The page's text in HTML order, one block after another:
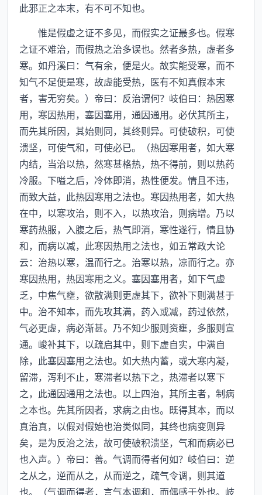
此邪正之本末，有不可不知也。
惟是假虚之证不多见，而假实之证最多也。假寒
之证不难治，而假热之治多误也。然者多热，虚者多
寒。如丹溪曰：气有余，便是火。故实能受寒，而不
知气不足便是寒，故虚能受热，医有不知真假本末
者，害无穷矣。）帝曰：反治谓何？岐伯曰：热因寒
用，寒因热用，塞因塞用，通因通用。必伏其所主，
而先其所因，其始则同，其终则异。可使破积，可使
溃坚，可使气和，可使必已。（热因寒用者，如大寒
内结，当治以热，然寒甚格热，热不得前，则以热药
冷服。下嗌之后，冷体即消，热性便发。情且不违，
而致大益，此热因寒用之法也。寒因热用者，如大热
在中，以寒攻治，则不入，以热攻治，则病增。乃以
寒药热服，入腹之后，热气即消，寒性遂行，情且协
和，而病以减，此寒因热用之法也，如五常政大论
云：治热以寒，温而行之。治寒以热，凉而行之。亦
寒因热用，热因寒用之义。塞因塞用者，如下气虚
乏，中焦气壅，欲散满则更虚其下，欲补下则满甚于
中。治不知本，而先攻其满，药入或减，药过依然，
气必更虚，病必渐甚。乃不知少服则资壅，多服则宣
通。峻补其下，以疏启其中，则下虚自实，中满自
除，此塞因塞用之法也。如大热内蓄，或大寒内凝，
留滞，泻利不止，寒滞者以热下之，热滞者以寒下
之，此通因通用之法也。以上四治，其所主者，制病
之本也。先其所因者，求病之由也。既得其本，而以
真治真，以假对假始也治类似同，其终也病变则异
矣，是为反治之法，故可使破积溃坚，气和而病必已
也入声。）帝曰：善。气调而得者何如？岐伯曰：逆
之从之，逆而从之，从而逆之，疏气令调，则其道
也。（气调而得者，言气本调和，而偶感于外也。岐